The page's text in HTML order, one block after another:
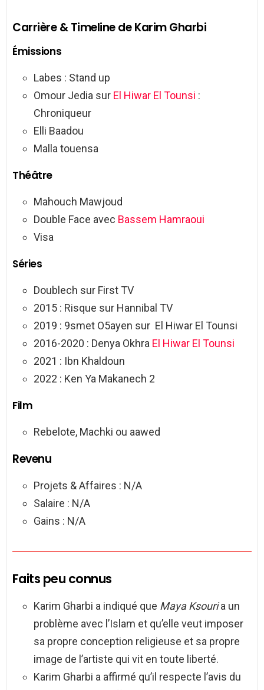
Carrière & Timeline de Karim Gharbi
Émissions
Labes : Stand up
Omour Jedia sur El Hiwar El Tounsi :
Chroniqueur
Elli Baadou
Malla touensa
Théâtre
Mahouch Mawjoud
Double Face avec Bassem Hamraoui
Visa
Séries
Doublech sur First TV
2015 : Risque sur Hannibal TV
2019 : 9smet O5ayen sur El Hiwar El Tounsi
2016-2020 : Denya Okhra El Hiwar El Tounsi
2021 : Ibn Khaldoun
2022 : Ken Ya Makanech 2
Film
Rebelote, Machki ou aawed
Revenu
Projets & Affaires : N/A
Salaire : N/A
Gains : N/A
Faits peu connus
Karim Gharbi a indiqué que Maya Ksouria un
problème avec l’Islam et qu’elle veut imposer
sa propre conception religieuse et sa propre
image de l’artiste qui vit en toute liberté.
Karim Gharbi a affirmé qu’il respecte l’avis du